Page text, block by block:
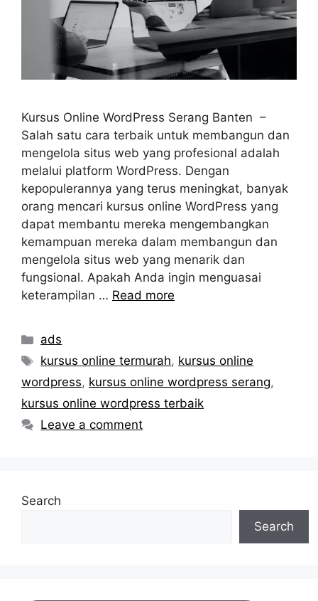
Kursus Online WordPress Serang Banten –
Salah satu cara terbaik untuk membangun dan
mengelola situs web yang profesional adalah
melalui platform WordPress. Dengan
kepopulerannya yang terus meningkat, banyak
orang mencari kursus online WordPress yang
dapat membantu mereka mengembangkan
kemampuan mereka dalam membangun dan
mengelola situs web yang menarik dan
fungsional. Apakah Anda ingin menguasai
keterampilan … Read more
Categories
ads
Tags
kursus online termurah, kursus online
wordpress, kursus online wordpress serang,
kursus online wordpress terbaik
Leave a comment
Search
Search